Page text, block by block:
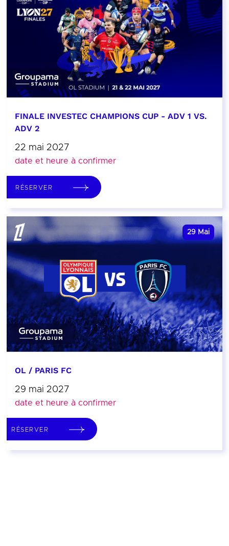
FINALE INVESTEC CHAMPIONS CUP - ADV 1 VS.
ADV 2
22 mai 2027
date et heure à confirmer
RÉSERVER
29 Mai
OL / PARIS FC
29 mai 2027
date et heure à confirmer
RÉSERVER